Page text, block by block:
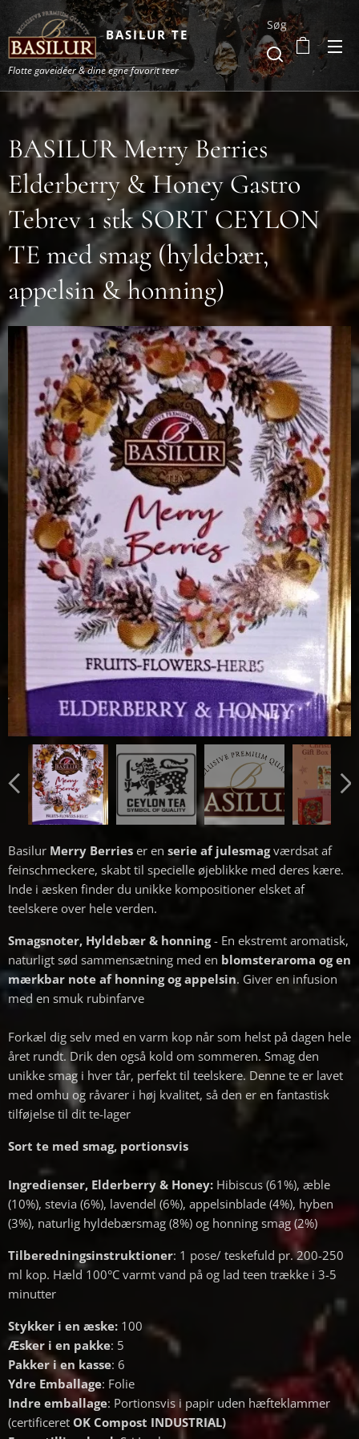
BASILUR TE
Flotte gaveidéer & dine egne favorit teer
Søg
BASILUR Merry Berries
Elderberry & Honey Gastro
Tebrev 1 stk SORT CEYLON
TE med smag (hyldebær,
appelsin & honning)
Basilur Merry Berries er en serie af julesmagværdsat af
feinschmeckere, skabt til specielle øjeblikke med deres kære.
Inde i æsken finder du unikke kompositioner elsket af
teelskere over hele verden.
Smagsnoter, Hyldebær & honning- En ekstremt aromatisk,
naturligt sød sammensætning med en blomsteraroma og en
mærkbar note af honning og appelsin. Giver en infusion
med en smuk rubinfarve
Forkæl dig selv med en varm kop når som helst på dagen hele
året rundt. Drik den også kold om sommeren. Smag den
unikke smag i hver tår, perfekt til teelskere. Denne te er lavet
med omhu og råvarer i høj kvalitet, så den er en fantastisk
tilføjelse til dit te-lager
Sort te med smag, portionsvis
Ingredienser, Elderberry & Honey: Hibiscus (61%), æble
(10%), stevia (6%), lavendel (6%), appelsinblade (4%), hyben
(3%), naturlig hyldebærsmag (8%) og honning smag (2%)
Tilberedningsinstruktioner: 1 pose/ teskefuld pr. 200-250
ml kop. Hæld 100°C varmt vand på og lad teen trække i 3-5
minutter
Stykker i en æske: 100
Æsker i en pakke: 5
Pakker i en kasse: 6
Ydre Emballage: Folie
Indre emballage: Portionsvis i papir uden hæfteklammer
(certificeret OK Compost INDUSTRIAL)